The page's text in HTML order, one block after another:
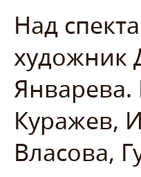
Над
художник
Январева.
Куражев,
Власова,